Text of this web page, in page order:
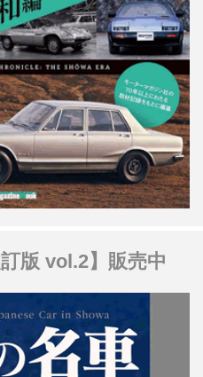
版 vol.2】販売中